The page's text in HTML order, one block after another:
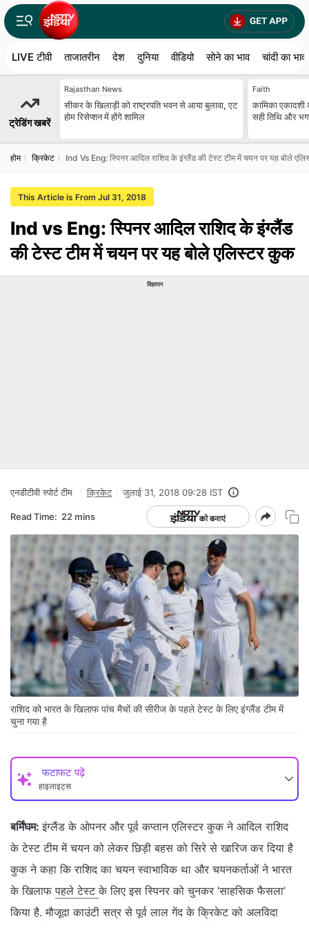
LIVE टीवी ताजातरीन देश दुनिया वीडियो सोने का भाव चांदी का भाव
ट्रेडिंग खबरें
Rajasthan News
सीकर के ख‍िलाड़ी को राष्‍ट्रपत‍ि भवन से आया बुलावा, एट
होम रिसेप्शन में होंगे शामिल
Faith
कामिका
सही तिथि और
होम क्रिकेट Ind Vs Eng: स्पिनर आदिल राशिद के इंग्‍लैंड की टेस्‍ट टीम में चयन पर यह बोले
This Article is From Jul 31, 2018
Ind vs Eng: स्पिनर आदिल राशिद के इंग्‍लैंड
की टेस्‍ट टीम में चयन पर यह बोले एलिस्‍टर कुक
विज्ञापन
एनडीटीवी स्‍पोर्ट टीम क्रिकेट जुलाई 31, 2018 09:28 IST
Read Time: 22 mins
राशिद को भारत के खिलाफ पांच मैचों की सीरीज के पहले टेस्ट के लिए इंग्लैंड टीम में
चुना गया है
फटाफट पढ़ें
हाइलाइट्स
बर्मिंघम: इंग्लैंड के ओपनर और पूर्व कप्तान एलिस्टर कुक ने आदिल राशिद
के टेस्‍ट टीम में चयन को लेकर छिड़ी बहस को सिरे से खारिज कर दिया है
कुक ने कहा कि राशिद का चयन स्वाभाविक था और चयनकर्ताओं ने भारत
के खिलाफपहले टेस्टके लिए इस स्पिनर को चुनकर ‘साहसिक फैसला’
किया है. मौजूदा काउंटी सत्र से पूर्व लाल गेंद के क्रिकेट को अलविदा